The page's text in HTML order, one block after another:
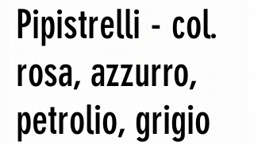
Pipistrelli - col.
rosa, azzurro,
petrolio, grigio